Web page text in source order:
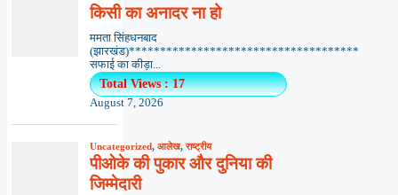
किसी का अनादर ना हो
ममता सिंहधनबाद
(झारखंड)*************************************
सफाई का कीड़ा...
Total Views : 17
August 7, 2026
Uncategorized, आलेख,राष्ट्रीय
पीओके की पुकार और दुनिया की
जिम्मेदारी